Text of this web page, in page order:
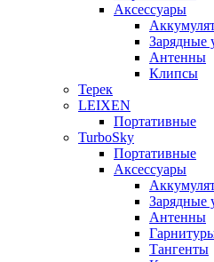
Аксессуары
Зарядные
Антенны
Клипсы
Терек
LEIXEN
Портативные
TurboSky
Портативные
Аксессуары
Зарядные
Антенны
Тангенты